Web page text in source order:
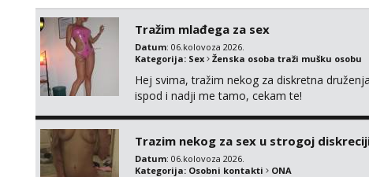
Tražim mlađega za sex
Datum: 06.kolovoza 2026.
Kategorija: Sex Ženska osoba traži mušku osobu
Hej svima, tražim nekog za diskretna
ispod i nadji me tamo, cekam te!
Trazim nekog za sex u strogoj
Datum: 06.kolovoza 2026.
Kategorija: Osobni kontakti ONA